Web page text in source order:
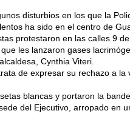
disturbios en los que la
ha sido en el centro de
protestaron en las calles 9
les lanzaron gases
Cynthia Viteri.
de expresar su rechazo a
blancas y portaron la
del Ejecutivo, arropado en